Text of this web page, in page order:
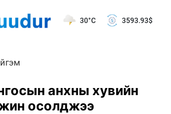
30°C 3593.93$
анхны хувийн
осолджээ